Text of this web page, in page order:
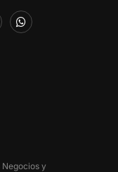
Negocios y